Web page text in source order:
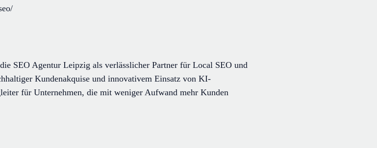
SEO Agentur Leipzig als verlässlicher Partner für Local SEO und
Kundenakquise und innovativem Einsatz von KI-
für Unternehmen, die mit weniger Aufwand mehr Kunden